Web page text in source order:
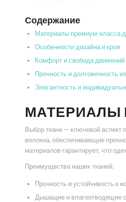
Содержание
Материалы премиум-класса
Особенности дизайна и кроя
Комфорт и свобода движений
Прочность и долговечность
Элегантность и
МАТЕРИАЛЫ
Выбор ткани — ключевой аспект
волокна, обеспечивающие
материалов гарантирует, что
Преимущества наших тканей:
Прочность и устойчивость к
Дышащие и влагоотводящие